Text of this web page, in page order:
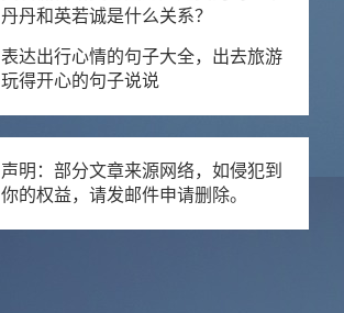
丹丹和英若诚是什么关系？
表达出行心情的句子大全，出去旅游
玩得开心的句子说说
声明：部分文章来源网络，如侵犯到
你的权益，请发邮件申请删除。